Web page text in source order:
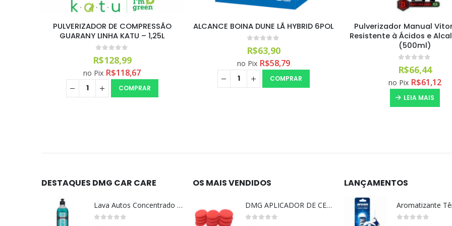
ALCANCE BOINA DUNE LÃ HYBRID 6POL
0out of 5
R$63,90
no Pix R$58,79
COMPRAR
Pulverizador Manual Viton Ultra
Resistente à Ácidos e Alcalinos DB
(500ml)
0out of 5
R$66,44
no Pix 61,12
ALCANCE BOINA DUNE LÃ
0 out of 5
R$33,90
R$31,19
COMPRAR
DESTAQUES DMG CAR CARE
Lava Autos Concentrado NEV (nevada) 1:400 (500ml)
OS MAIS VENDIDOS
DMG APLICADOR DE CERA ULTRA MACIO VERMELHO l
LANÇAMENTOS